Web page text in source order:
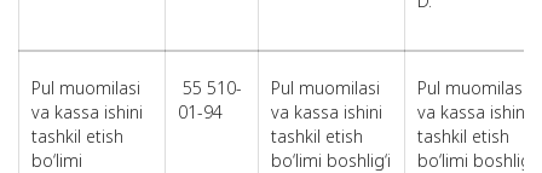
Pul muomilasi
va kassa ishini
tashkil etish
bo‘limi
55 510-
01-94
Pul muomilasi
va kassa ishini
tashkil etish
bo‘limi boshlig‘i
Pul muomilasi
va kassa ishini
tashkil etish
bo‘limi boshlig‘i